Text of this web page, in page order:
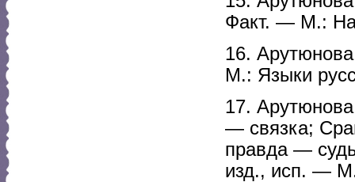
Факт. — М.:
16.
М.: Языки
17.
— связка;
правда —
изд., исп. —